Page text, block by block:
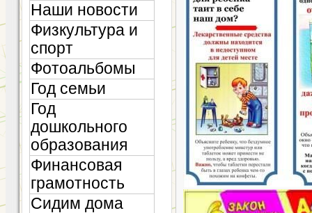
Наши новости
Физкультура и
спорт
Фотоальбомы
Год семьи
Год
дошкольного
образования
Финансовая
грамотность
Сидим дома